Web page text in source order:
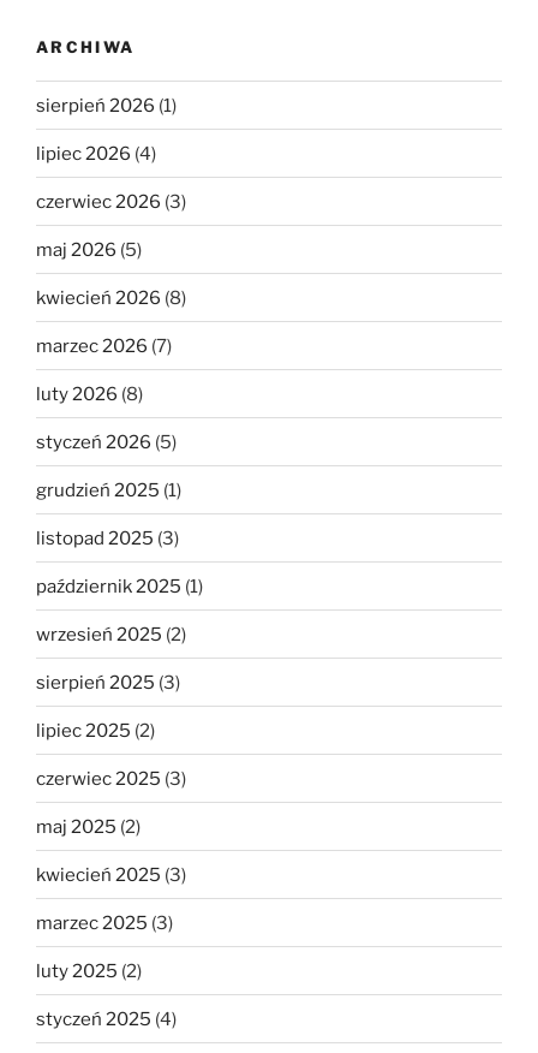
ARCHIWA
sierpień 2026 (1)
lipiec 2026 (4)
czerwiec 2026 (3)
maj 2026 (5)
kwiecień 2026 (8)
marzec 2026 (7)
luty 2026 (8)
styczeń 2026 (5)
grudzień 2025 (1)
listopad 2025 (3)
październik 2025 (1)
wrzesień 2025 (2)
sierpień 2025 (3)
lipiec 2025 (2)
czerwiec 2025 (3)
maj 2025 (2)
kwiecień 2025 (3)
marzec 2025 (3)
luty 2025 (2)
styczeń 2025 (4)